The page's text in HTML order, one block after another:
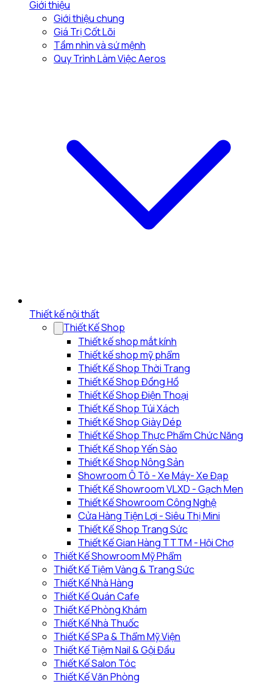
Giới thiệu
Giới thiệu chung
Giá Trị Cốt Lõi
Tầm nhìn và sứ mệnh
Quy Trình Làm Việc Aeros
Thiết kế nội thất
Thiết Kế Shop
Thiết kế shop mắt kính
Thiết kế shop mỹ phẩm
Thiết Kế Shop Thời Trang
Thiết Kế Shop Đồng Hồ
Thiết Kế Shop Điện Thoại
Thiết Kế Shop Túi Xách
Thiết Kế Shop Giày Dép
Thiết Kế Shop Thực Phẩm Chức Năng
Thiết Kế Shop Yến Sào
Thiết Kế Shop Nông Sản
Showroom Ô Tô - Xe Máy- Xe Đạp
Thiết Kế Showroom VLXD - Gạch Men
Thiết Kế Showroom Công Nghệ
Cửa Hàng Tiện Lợi - Siêu Thị Mini
Thiết Kế Shop Trang Sức
Thiết Kế Gian Hàng TTTM - Hội Chợ
Thiết Kế Showroom Mỹ Phẩm
Thiết Kế Tiệm Vàng & Trang Sức
Thiết Kế Nhà Hàng
Thiết Kế Quán Cafe
Thiết Kế Phòng Khám
Thiết Kế Nhà Thuốc
Thiết Kế SPa & Thẩm Mỹ Viện
Thiết Kế Tiệm Nail & Gội Đầu
Thiết Kế Salon Tóc
Thiết Kế Văn Phòng